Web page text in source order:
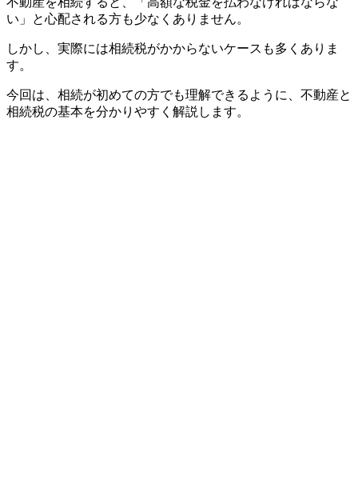
い」と心配される方も少なくありません。
しかし、実際には相続税がかからないケースも多くありま
す。
今回は、相続が初めての方でも理解できるように、不動産と
相続税の基本を分かりやすく解説します。